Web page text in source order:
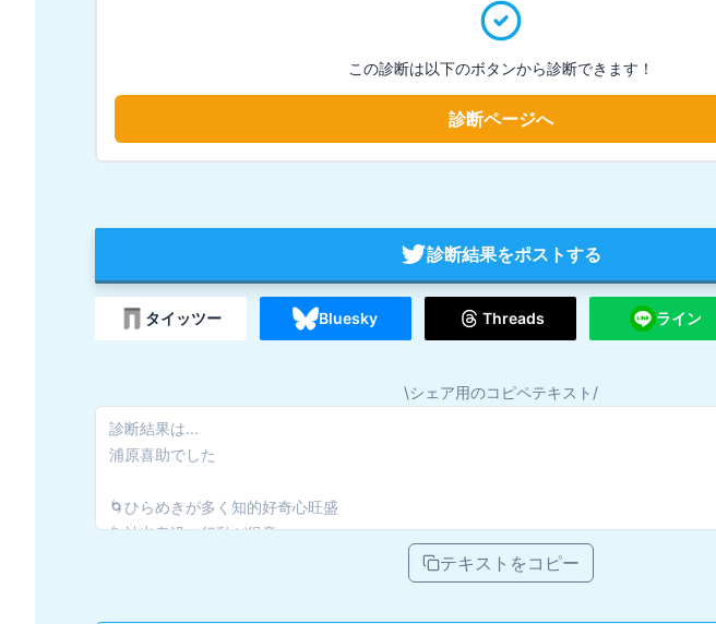
この診断は以下のボタンから診断できます！
診断ページへ
診断結果をポストする
タイッツー Bluesky Threads ライン
\シェア用のコピペテキスト/
テキストをコピー